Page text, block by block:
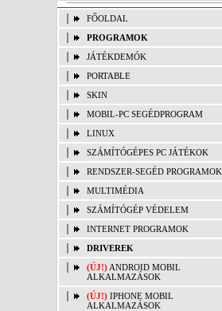
FŐOLDAL
PROGRAMOK
JÁTÉKDEMÓK
PORTABLE
SKIN
MOBIL-PC SEGÉDPROGRAM
LINUX
SZÁMÍTÓGÉPES PC JÁTÉKOK
RENDSZER-SEGÉD PROGRAMOK
MULTIMÉDIA
SZÁMÍTÓGÉP VÉDELEM
INTERNET PROGRAMOK
DRIVEREK
(ÚJ!) ANDROID MOBIL
ALKALMAZÁSOK
(ÚJ!) IPHONE MOBIL
ALKALMAZÁSOK